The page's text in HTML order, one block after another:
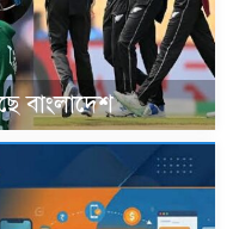
বাংলাদেশ